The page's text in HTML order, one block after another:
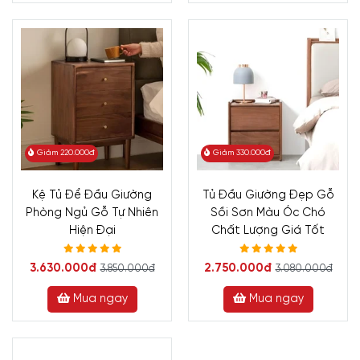
Giảm 220.000đ
Kệ Tủ Để Đầu Giường
Phòng Ngủ Gỗ Tự Nhiên
Hiện Đại
3.630.000đ 3.850.000đ
Mua ngay
Giảm 330.000đ
Tủ Đầu Giường Đẹp Gỗ
Sồi Sơn Màu Óc Chó
Chất Lượng Giá Tốt
2.750.000đ 3.080.000đ
Mua ngay